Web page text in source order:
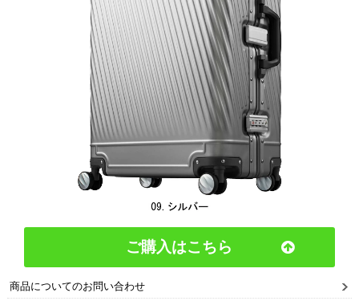
ご購入はこちら
商品についてのお問い合わせ